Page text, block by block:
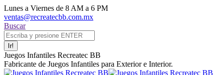
Saltar
al
contenido
Lunes a Viernes de 8 AM a 6 PM
ventas@recreatecbb.com.mx
Buscar:
Buscar
Juegos Infantiles Recreatec BB
Fabricante de Juegos Infantiles para Exterior e Interior.